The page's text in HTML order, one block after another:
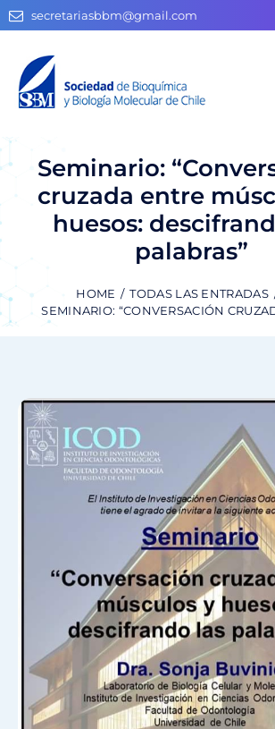
secretariasbbm@gmail.com
Seminario:
cruzada entre
huesos:
palabras”
HOME TODAS LAS ENTRADAS
SEMINARIO: “CONVERSACIÓN